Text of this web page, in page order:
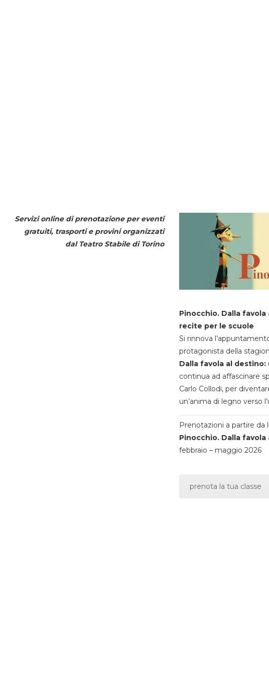
Servizi online di prenotazione per eventi
gratuiti, trasporti e provini organizzati
dal Teatro Stabile di Torino
Pinocchio. Dalla
recite per le scuole
Si rinnova
protagonista della
Dalla favola al destino:
continua ad affascinare
Carlo Collodi, per
un’anima di legno verso
Prenotazioni a partire da
Pinocchio. Dalla
febbraio – maggio 2026
prenota la tua classe